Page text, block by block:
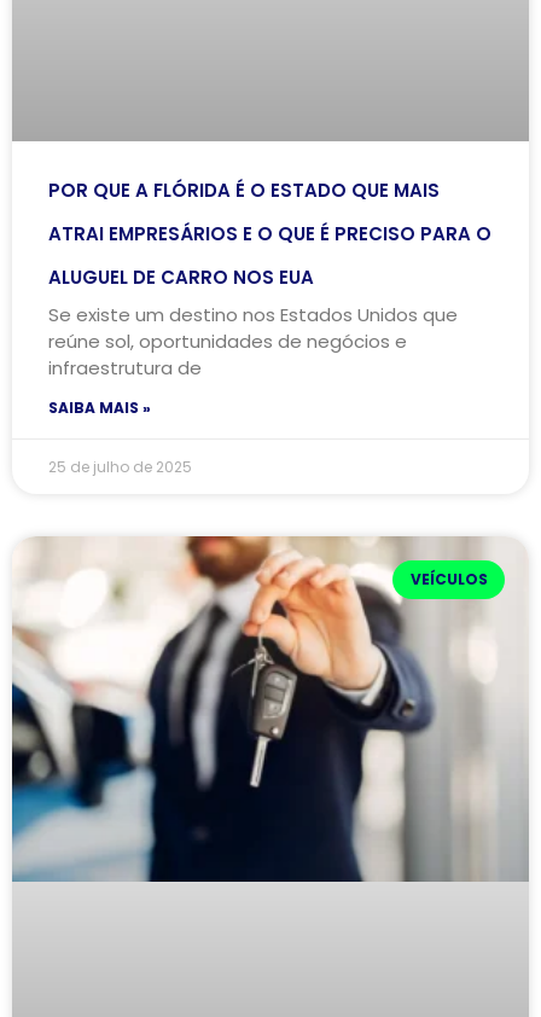
POR QUE A FLÓRIDA É O ESTADO QUE MAIS
ATRAI EMPRESÁRIOS E O QUE É PRECISO PARA O
ALUGUEL DE CARRO NOS EUA
Se existe um destino nos Estados Unidos que
reúne sol, oportunidades de negócios e
infraestrutura de
SAIBA MAIS »
25 de julho de 2025
VEÍCULOS